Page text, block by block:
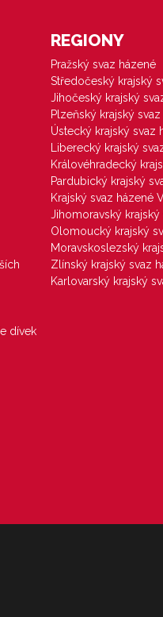
dívek
REGIONY
Pražský svaz házené
Středočeský krajský
Jihočeský krajský
Plzeňský krajský
Ústecký krajský svaz
Liberecký krajský
Královéhradecký
Pardubický krajský
Krajský svaz házené
Jihomoravský krajský
Olomoucký krajský
Moravskoslezský
Zlínský krajský svaz
Karlovarský krajský